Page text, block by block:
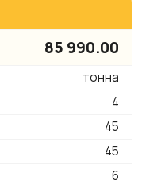
85 990.00
тонна
4
45
45
6